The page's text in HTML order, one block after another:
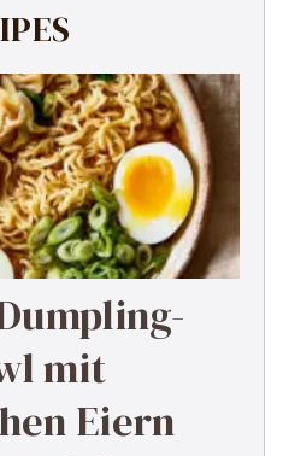
mit
Eiern